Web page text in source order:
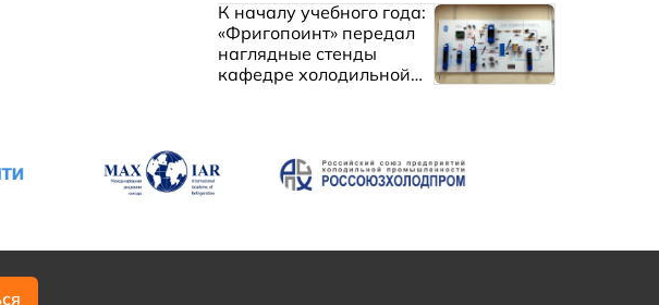
охлаждения жидкостей»
К началу учебного года:
«Фригопоинт» передал
наглядные стенды
кафедре холодильной